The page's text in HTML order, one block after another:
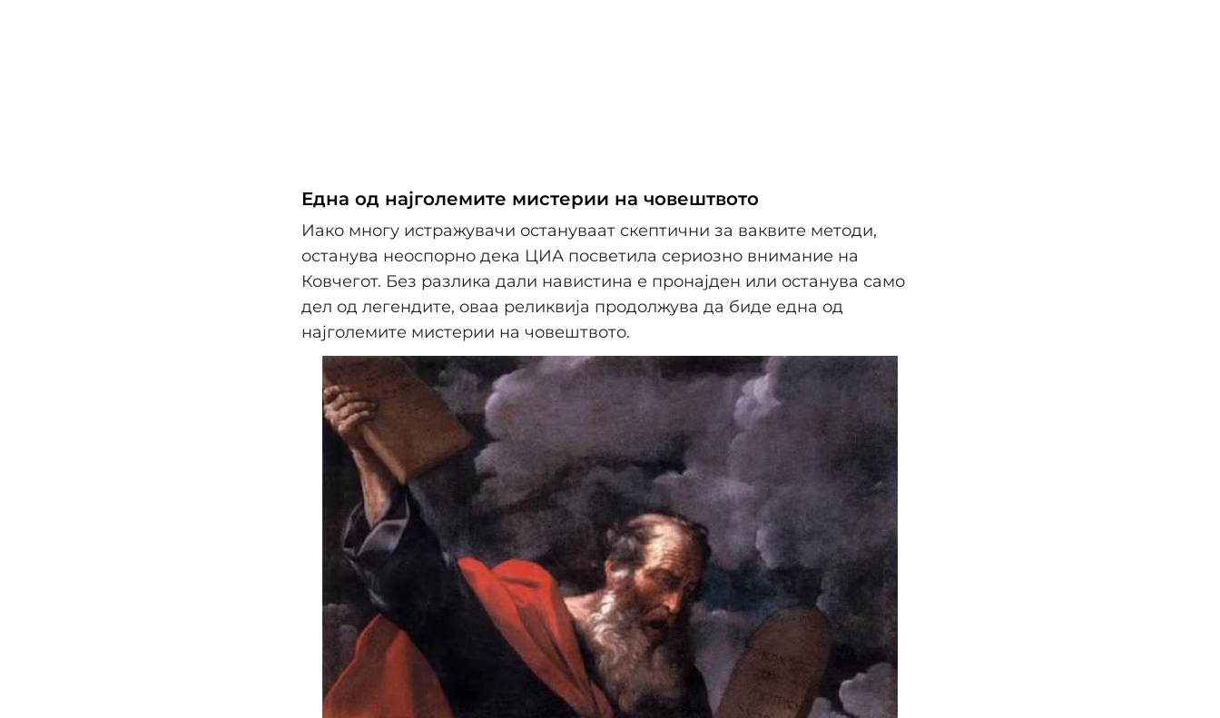
Една од најголемите мистерии на човештвото
Иако многу истражувачи остануваат скептични за ваквите методи,
останува неоспорно дека ЦИА посветила сериозно внимание на
Ковчегот. Без разлика дали навистина е пронајден или останува само
дел од легендите, оваа реликвија продолжува да биде една од
најголемите мистерии на човештвото.